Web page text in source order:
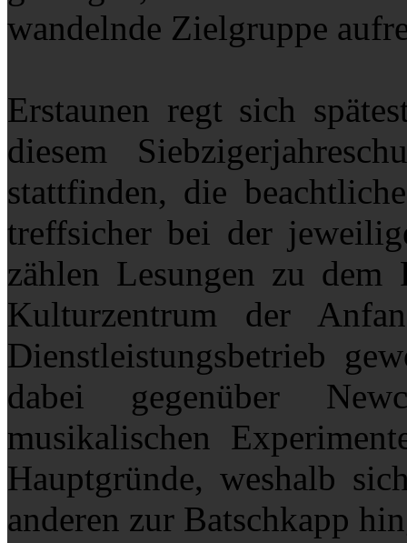
wandelnde Zielgruppe
Erstaunen regt sich
diesem
stattfinden, die
treffsicher bei der
zählen Lesungen zu dem
Kulturzentrum der
Dienstleistungsbetrieb
dabei gegenüber
musikalischen
Hauptgründe, weshalb
anderen zur Batschkapp